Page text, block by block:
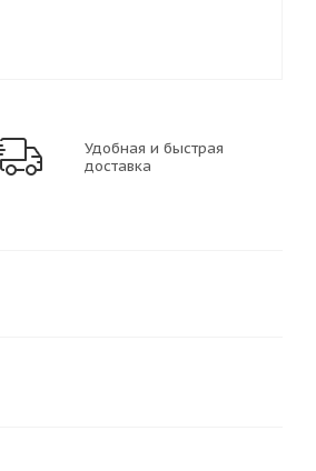
Удобная и быстрая
доставка